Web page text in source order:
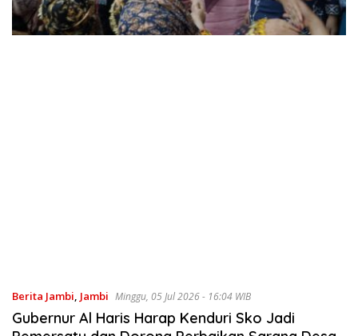
Berita Jambi, Jambi Minggu, 05 Jul 2026 - 16:04 WIB
Gubernur Al Haris Harap Kenduri Sko Jadi